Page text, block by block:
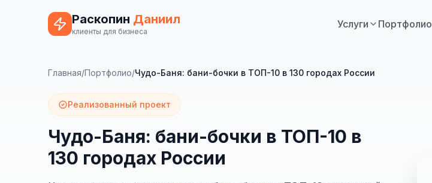
Раскопин Даниил
клиенты для бизнеса
Услуги Портфолио
Главная/Портфолио/Чудо-Баня: бани-бочки в ТОП-10 в 130 городах России
Реализованный проект
Чудо-Баня: бани-бочки в ТОП-10 в
130 городах России